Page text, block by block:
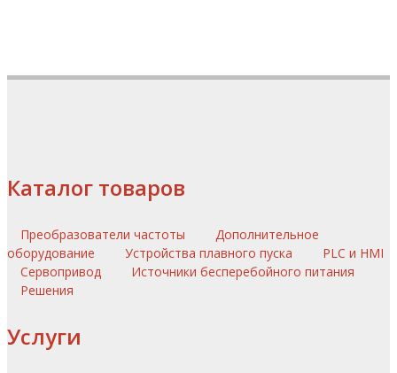
Каталог товаров
Преобразователи частоты
Дополнительное
оборудование
Устройства плавного пуска
PLC и HMI
Сервопривод
Источники бесперебойного питания
Решения
Услуги